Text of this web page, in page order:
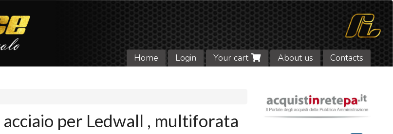
Home Login Your cart About us Contacts
per Ledwall , multiforata